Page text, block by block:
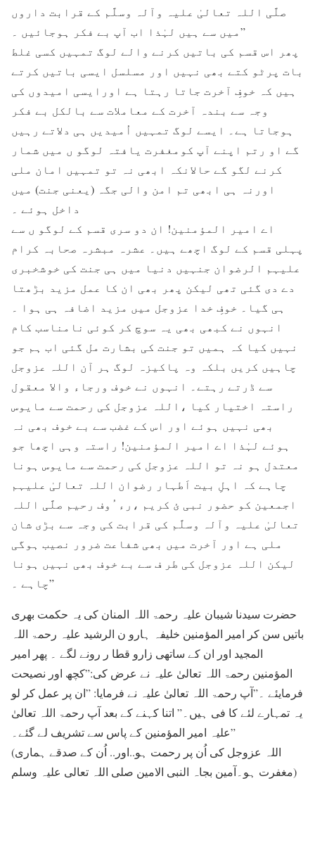
صلَّی اللہ تعالیٰ علیہ وآلہ وسلَّم کے قرابت داروں
میں سے ہیں لہٰذا اب آپ بے فکر ہوجائیں ۔”
پھر اس قسم کی باتیں کرنے والے لوگ تمہیں کسی غلط
بات پرٹو کتے بھی نہیں اور مسلسل ایسی باتیں کرتے
ہیں کہ خوفِ آخرت جاتا رہتا ہے اورایسی امیدوں کی
وجہ سے بندہ آخرت کے معاملات سے بالکل بے فکر
ہوجاتا ہے۔ ایسے لوگ تمہیں اُمیدیں ہی دلاتے رہیں
گے او رتم اپنے آپ کومغفرت یافتہ لوگو ں میں شمار
کرنے لگو گے حالانکہ ابھی نہ تو تمہیں امان ملی
اورنہ ہی ابھی تم امن والی جگہ (یعنی جنت) میں
داخل ہوئے ۔
اے امیر المؤمنین! ان دو سری قسم کے لوگو ں سے
پہلی قسم کے لوگ اچھے ہیں۔ عشرہ مبشرہ صحابہ کرام
علیہم الرضوان جنہیں دنیا میں ہی جنت کی خوشخبری
دے دی گئی تھی لیکن پھر بھی ان کا عمل مزید بڑھتا
ہی گیا۔ خوفِ خدا عزوجل میں مزید اضافہ ہی ہوا ۔
انہوں نے کبھی بھی یہ سوچ کر کوئی نامناسب کام
نہیں کیا کہ ہمیں تو جنت کی بشارت مل گئی اب ہم جو
چاہیں کریں بلکہ وہ پاکیزہ لوگ ہر آن اللہ عزوجل
سے ڈرتے رہتے۔ انہوں نے خوف ورجاء والا معقول
راستہ اختیار کیا ،اللہ عزوجل کی رحمت سے مایوس
بھی نہیں ہوئے اور اس کے غضب سے بے خوف بھی نہ
ہوئے لہٰذا اے امیر المؤمنین! راستہ وہی اچھا جو
معتدل ہو نہ تو اللہ عزوجل کی رحمت سے مایوس ہونا
چاہے کہ اہلِ بیت اَطہار رضوان اللہ تعالیٰ علیہم
اجمعین کو حضور نبی ئ کریم ،رء ُوف رحیم صلَّی اللہ
تعالیٰ علیہ وآلہ وسلَّم کی قرابت کی وجہ سے بڑی شان
ملی ہے اور آخرت میں بھی شفاعت ضرور نصیب ہوگی
لیکن اللہ عزوجل کی طر ف سے بے خوف بھی نہیں ہونا
چاہے ۔”
حضرت سیدنا شیبان علیہ رحمۃ اللہ المنان کی یہ حکمت بھری
باتیں سن کر امیر المؤمنین خلیفہ ہارو ن الرشید علیہ رحمۃ اللہ
المجید اور ان کے ساتھی زارو قطا ر رونے لگے ۔ پھر امیر
المؤمنین رحمۃ اللہ تعالیٰ علیہ نے عرض کی:”کچھ اور نصیحت
فرمایئے ۔”آپ رحمۃ اللہ تعالیٰ علیہ نے فرمایا: ”ان پر عمل کر لو
یہ تمہارے لئے کا فی ہیں۔” اتنا کہنے کے بعد آپ رحمۃ اللہ تعالیٰ
علیہ امیر المؤمنین کے پاس سے تشریف لے گئے۔”
(اللہ عزوجل کی اُن پر رحمت ہو..اور.. اُن کے صدقے ہماری
مغفرت ہو۔آمین بجاہ النبی الامین صلی اللہ تعالی عليہ وسلم)